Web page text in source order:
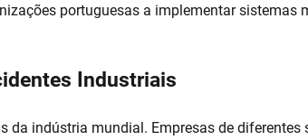
portuguesas a implementar sistemas
Industriais
da indústria mundial. Empresas de